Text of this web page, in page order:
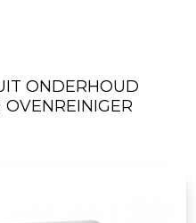
ONDERHOUD